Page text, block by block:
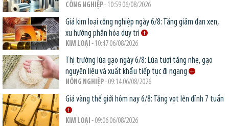
CÔNG NGHIỆP- 10:59 06/08/2026
Giá kim loại công nghiệp ngày 6/8: Tăng giảm đan xen,
xu hướng phân hóa duy trì
KIM LOẠI - 10:47 06/08/2026
Thị trường lúa gạo ngày 6/8: Lúa tươi tăng nhẹ, gạo
nguyên liệu và xuất khẩu tiếp tục đi ngang
NÔNG NGHIỆP- 09:14 06/08/2026
Giá vàng thế giới hôm nay 6/8: Tăng vọt lên đỉnh 7 tuần
KIM LOẠI - 09:06 06/08/2026